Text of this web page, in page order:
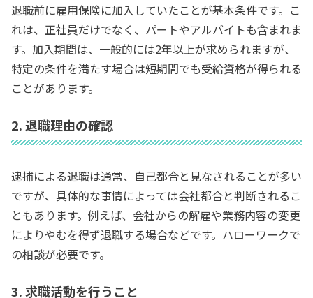
退職前に雇用保険に加入していたことが基本条件です。こ
れは、正社員だけでなく、パートやアルバイトも含まれま
す。加入期間は、一般的には2年以上が求められますが、
特定の条件を満たす場合は短期間でも受給資格が得られる
ことがあります。
2. 退職理由の確認
逮捕による退職は通常、自己都合と見なされることが多い
ですが、具体的な事情によっては会社都合と判断されるこ
ともあります。例えば、会社からの解雇や業務内容の変更
によりやむを得ず退職する場合などです。ハローワークで
の相談が必要です。
3. 求職活動を行うこと